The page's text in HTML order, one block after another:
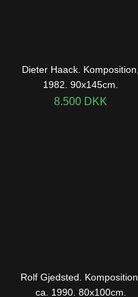
Dieter Haack. Komposition,
1982. 90x145cm.
8.500 DKK
Rolf Gjedsted. Komposition,
ca. 1990. 80x100cm.